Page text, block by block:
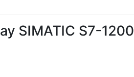
SIMATIC S7-1200